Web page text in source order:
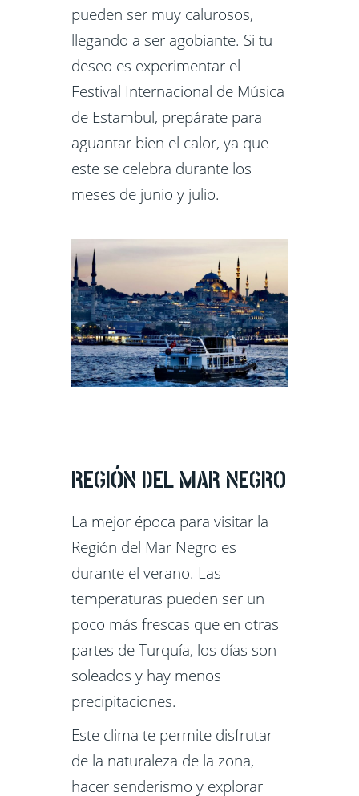
pueden ser muy calurosos,
llegando a ser agobiante. Si tu
deseo es experimentar el
Festival Internacional de Música
de Estambul, prepárate para
aguantar bien el calor, ya que
este se celebra durante los
meses de junio y julio.
REGIÓN DEL MAR NEGRO
La mejor época para visitar la
Región del Mar Negro es
durante el verano. Las
temperaturas pueden ser un
poco más frescas que en otras
partes de Turquía, los días son
soleados y hay menos
precipitaciones.
Este clima te permite disfrutar
de la naturaleza de la zona,
hacer senderismo y explorar